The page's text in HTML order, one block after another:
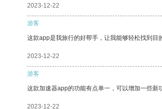
2023-12-22
游客
这款app是我旅行的好帮手，让我能够轻松找到目
2023-12-22
游客
这款加速器app的功能有点单一，可以增加一些新
2023-12-22